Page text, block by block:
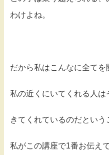
わけよね。
だから私はこんなに全てを
私の近くにいてくれる人
きてくれているのだという
私がこの講座で1番お伝え